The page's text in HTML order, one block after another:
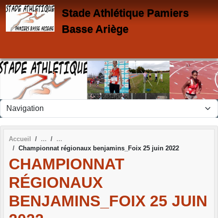
Stade Athlétique Pamiers
Basse Ariège
Accueil
Championnat régionaux benjamins_Foix 25 juin 2022
CHAMPIONNAT
RÉGIONAUX
BENJAMINS_FOIX 25 JUIN
Panneau de gestion des cookies